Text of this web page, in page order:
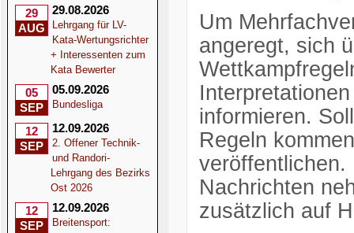
29
AUG
29.08.2026
Lehrgang für LV-
Kata-Wertungsrichter
+ Interessenten zum
Kata Bewerter
05
SEP
05.09.2026
Bundesliga
12
SEP
12.09.2026
2. Offener Technik-
und Randori-
Lehrgang des Bezirks
Ost 2026
12
SEP
12.09.2026
Breitensport:
Um
angeregt, sich
informieren.
Regeln
veröffentlichen.
Nachrichten
zusätzlich auf